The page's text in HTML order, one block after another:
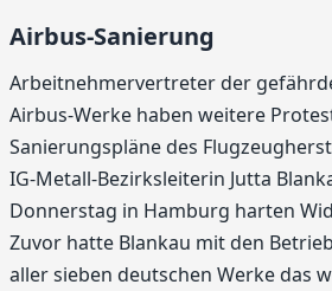
Airbus-Sanierung
Arbeitnehmervertreter der
Airbus-Werke haben weitere
Sanierungspläne des
IG-Metall-Bezirksleiterin Jutta
Donnerstag in Hamburg harten
Zuvor hatte Blankau mit den
aller sieben deutschen Werke das